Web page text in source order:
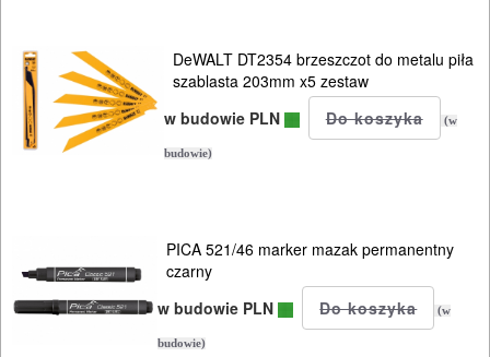
DeWALT DT2354 brzeszczot do metalu piła
szablasta 203mm x5 zestaw
w budowie PLN
(w
budowie)
PICA 521/46 marker mazak permanentny
czarny
w budowie PLN
(w
budowie)